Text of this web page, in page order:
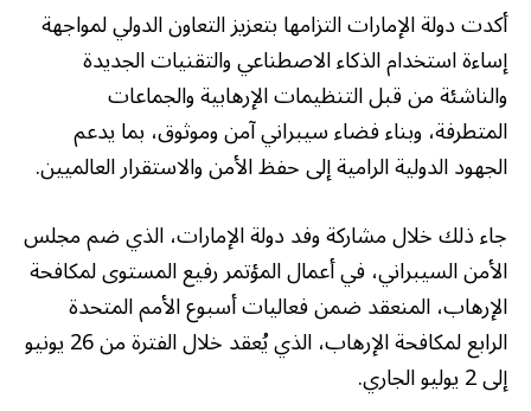
أكدت دولة الإمارات التزامها بتعزيز التعاون الدولي لمواجهة
إساءة استخدام الذكاء الاصطناعي والتقنيات الجديدة
والناشئة من قبل التنظيمات الإرهابية والجماعات
المتطرفة، وبناء فضاء سيبراني آمن وموثوق، بما يدعم
الجهود الدولية الرامية إلى حفظ الأمن والاستقرار العالميين.
جاء ذلك خلال مشاركة وفد دولة الإمارات، الذي ضم مجلس
الأمن السيبراني، في أعمال المؤتمر رفيع المستوى لمكافحة
الإرهاب، المنعقد ضمن فعاليات أسبوع الأمم المتحدة
الرابع لمكافحة الإرهاب، الذي يُعقد خلال الفترة من 26 يونيو
إلى 2 يوليو الجاري.